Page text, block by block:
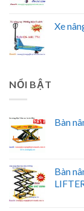
Xe
NỔI BẬT
Bàn
Bàn